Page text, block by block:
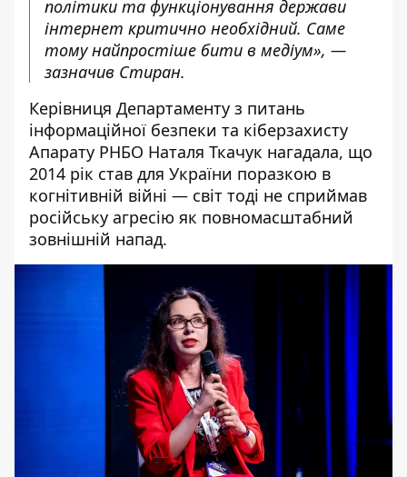
політики та функціонування держави
інтернет критично необхідний. Саме
тому найпростіше бити в медіум», —
зазначив Стиран.
Керівниця Департаменту з питань
інформаційної безпеки та кіберзахисту
Апарату РНБО Наталя Ткачук нагадала, що
2014 рік став для України поразкою в
когнітивній війні — світ тоді не сприймав
російську агресію як повномасштабний
зовнішній напад.